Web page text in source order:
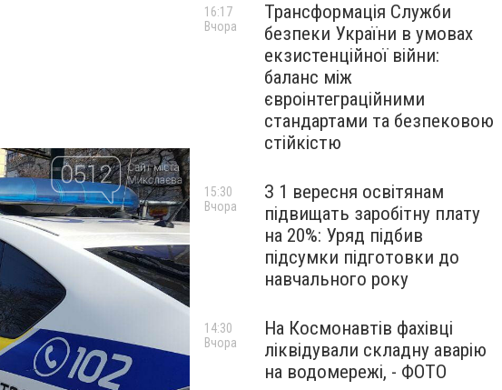
Трансформація Служби
безпеки України в умовах
екзистенційної війни:
баланс між
євроінтеграційними
стандартами та безпековою
стійкістю
16:17
Вчора
З 1 вересня освітянам
підвищать заробітну плату
на 20%: Уряд підбив
підсумки підготовки до
навчального року
15:30
Вчора
На Космонавтів фахівці
ліквідували складну аварію
на водомережі, - ФОТО
14:30
Вчора